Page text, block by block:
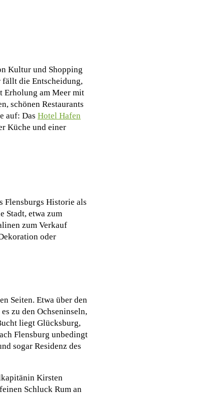
Kultur und Shopping
fällt die Entscheidung,
Erholung am Meer mit
schönen Restaurants
auf: Das Hotel Hafen
Küche und einer
Flensburgs Historie als
Stadt, etwa zum
zum Verkauf
oder
Seiten. Etwa über den
zu den Ochseninseln,
liegt Glücksburg,
Flensburg unbedingt
sogar Residenz des
Kirsten
Schluck Rum an